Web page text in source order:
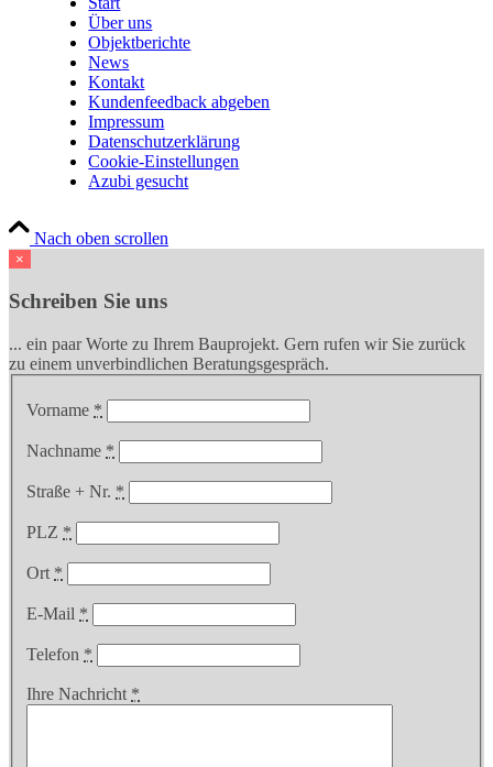
Über uns
Objektberichte
News
Kontakt
Kundenfeedback abgeben
Impressum
Datenschutzerklärung
Cookie-Einstellungen
Azubi gesucht
Nach oben scrollen
×
Schreiben Sie uns
... ein paar Worte zu Ihrem Bauprojekt. Gern rufen wir Sie zurück
zu einem unverbindlichen Beratungsgespräch.
Vorname *
Nachname *
Straße + Nr. *
PLZ *
Ort *
E-Mail *
Telefon *
Ihre Nachricht *